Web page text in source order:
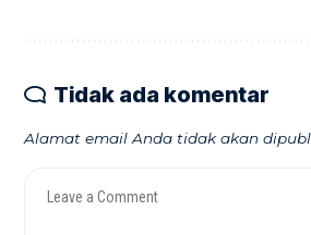
Tidak ada komentar
Alamat email Anda tidak akan